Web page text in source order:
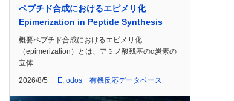
ペプチド合成におけるエピメリ化
Epimerization in Peptide Synthesis
概要ペプチド合成におけるエピメリ化
（epimerization）とは、アミノ酸残基のα炭素の
立体…
2026/8/5 E, odos 有機反応データベース